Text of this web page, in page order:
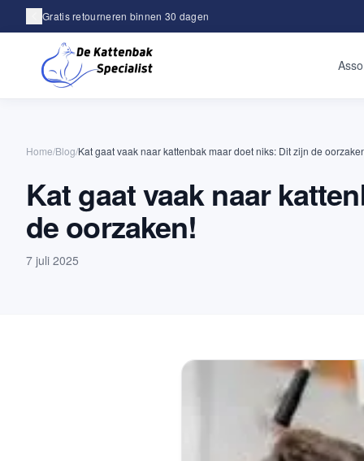
Gratis retourneren binnen 30 dagen
Achteraf betalen met Klarna
Home/Blog/Kat gaat vaak naar kattenbak maar doet niks: Dit zijn de
Kat gaat vaak naar
de oorzaken!
7 juli 2025